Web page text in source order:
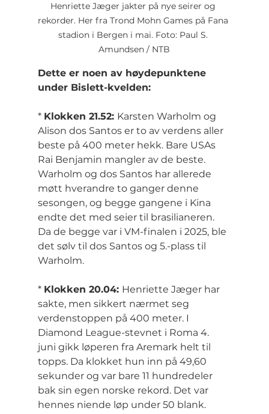
Henriette Jæger jakter på nye seirer og
rekorder. Her fra Trond Mohn Games på Fana
stadion i Bergen i mai. Foto: Paul S.
Amundsen / NTB
Dette er noen av høydepunktene
under Bislett-kvelden:
* Klokken 21.52: Karsten Warholm og
Alison dos Santos er to av verdens aller
beste på 400 meter hekk. Bare USAs
Rai Benjamin mangler av de beste.
Warholm og dos Santos har allerede
møtt hverandre to ganger denne
sesongen, og begge gangene i Kina
endte det med seier til brasilianeren.
Da de begge var i VM-finalen i 2025, ble
det sølv til dos Santos og 5.-plass til
Warholm.
* Klokken 20.04: Henriette Jæger har
sakte, men sikkert nærmet seg
verdenstoppen på 400 meter. I
Diamond League-stevnet i Roma 4.
juni gikk løperen fra Aremark helt til
topps. Da klokket hun inn på 49,60
sekunder og var bare 11 hundredeler
bak sin egen norske rekord. Det var
hennes niende løp under 50 blank.